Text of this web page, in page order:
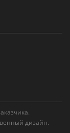
дизайн.